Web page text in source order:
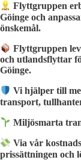
Flyttgruppen
Göinge och
önskemål.
Flyttgruppen
och utlandsflyttar
Göinge.
Vi hjälper till
transport,
Miljösmarta
Via vår
prissättningen och